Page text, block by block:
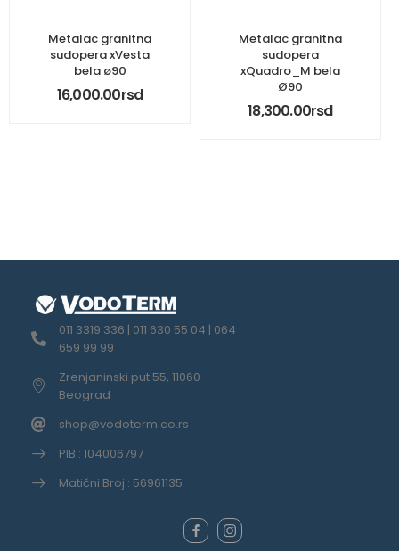
Metalac granitna
sudopera xVesta
bela ø90
16,000.00rsd
Metalac granitna
sudopera
xQuadro_M bela
Ø90
18,300.00rsd
011 3319 336 | 011 630 55 04 | 064
659 99 99
Zrenjaninski put 55, 11060
Beograd
shop@vodoterm.co.rs
PIB : 104006797
Matični Broj : 56961135